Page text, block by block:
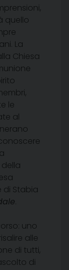
quello
La
Chiesa
le
al
di Stabia
.
uno
alle
di tutti,
di